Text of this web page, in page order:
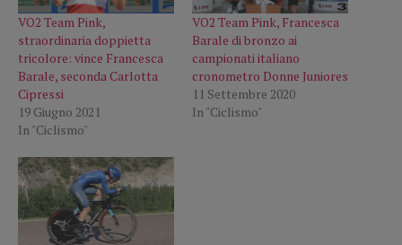
VO2 Team Pink,
straordinaria doppietta
tricolore: vince Francesca
Barale, seconda Carlotta
Cipressi
19 Giugno 2021
In "Ciclismo"
VO2 Team Pink, Francesca
Barale di bronzo ai
campionati italiano
cronometro Donne Juniores
11 Settembre 2020
In "Ciclismo"